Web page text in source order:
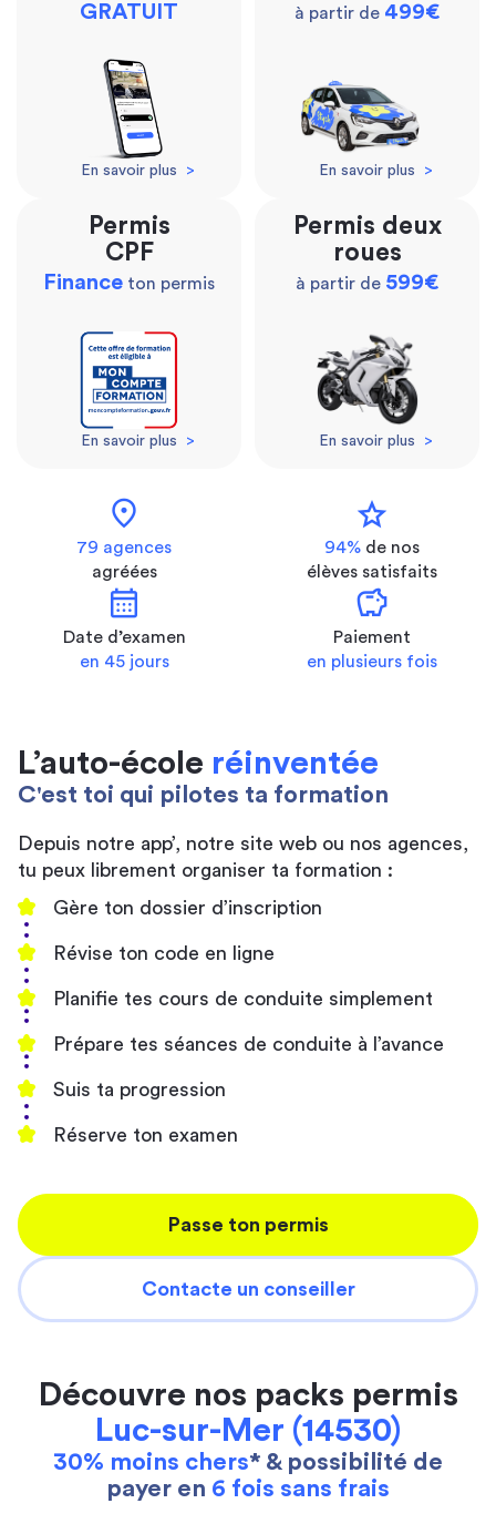
GRATUIT
En savoir plus >
à partir de 499€
En savoir plus >
Permis
CPF
Finance ton permis
En savoir plus >
Permis deux
roues
à partir de 599€
En savoir plus >
location_on
79 agences
agréées
star
94% de nos
élèves satisfaits
calendar_month
Date d’examen
en 45 jours
savings
Paiement
en plusieurs fois
L’auto-école réinventée
C'est toi qui pilotes ta formation
Depuis notre app’, notre site web ou nos agences,
tu peux librement organiser ta formation :
Gère ton dossier d’inscription
Révise ton code en ligne
Planifie tes cours de conduite simplement
Prépare tes séances de conduite à l’avance
Suis ta progression
Réserve ton examen
Passe ton permis
Contacte un conseiller
Découvre nos packs permis
Luc-sur-Mer (14530)
30% moins chers* & possibilité de
payer en 6 fois sans frais